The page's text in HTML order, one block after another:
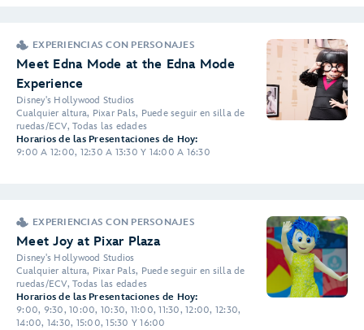
EXPERIENCIAS CON PERSONAJES
Meet Edna Mode at the Edna Mode
Experience
Disney's Hollywood Studios
Cualquier altura, Pixar Pals, Puede seguir en silla de
ruedas/ECV, Todas las edades
Horarios de las Presentaciones de Hoy:
9:00 A 12:00, 12:30 A 13:30 Y 14:00 A 16:30
EXPERIENCIAS CON PERSONAJES
Meet Joy at Pixar Plaza
Disney's Hollywood Studios
Cualquier altura, Pixar Pals, Puede seguir en silla de
ruedas/ECV, Todas las edades
Horarios de las Presentaciones de Hoy:
9:00, 9:30, 10:00, 10:30, 11:00, 11:30, 12:00, 12:30,
14:00, 14:30, 15:00, 15:30 Y 16:00